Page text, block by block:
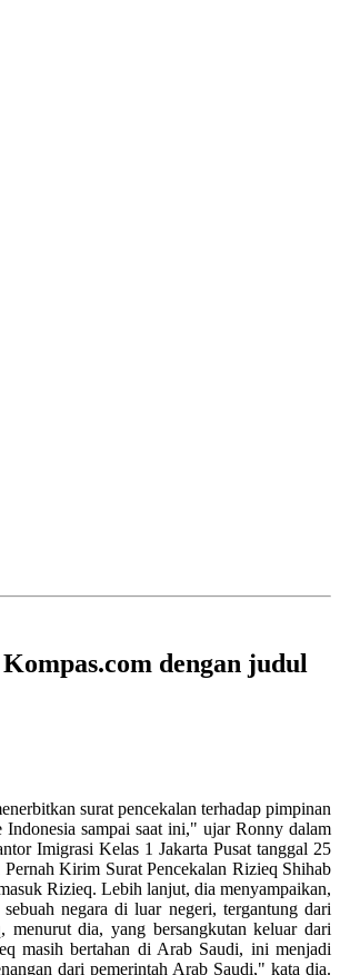
dengan judul
surat pencekalan terhadap pimpinan
sampai saat ini," ujar Ronny dalam
Imigrasi Kelas 1 Jakarta Pusat tanggal 25
Kirim Surat Pencekalan Rizieq Shihab
Rizieq. Lebih lanjut, dia menyampaikan,
negara di luar negeri, tergantung dari
menurut dia, yang bersangkutan keluar dari
masih bertahan di Arab Saudi, ini menjadi
dari pemerintah Arab Saudi," kata dia.